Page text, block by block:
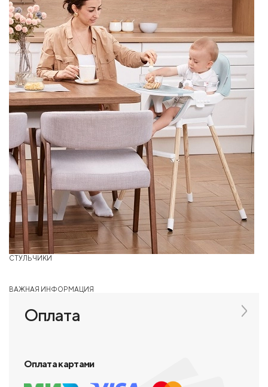
СТУЛЬЧИКИ
ВАЖНАЯ ИНФОРМАЦИЯ
Оплата
Оплата картами